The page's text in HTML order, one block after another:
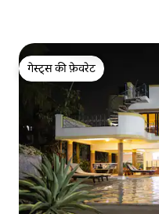
गेस्ट्स की फ़ेवरेट
गेस्ट्स की फ़ेवरेट